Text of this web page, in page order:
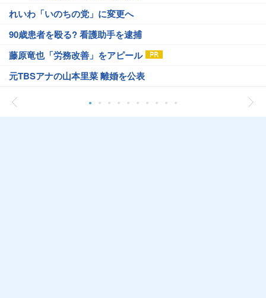
れいわ「いのちの党」に変更へ
90歳患者を殴る? 看護助手を逮捕
藤原竜也「労務改善」をアピール
元TBSアナの山本里菜 離婚を公表